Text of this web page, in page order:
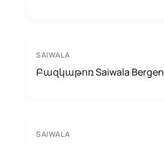
SAIWALA
Բազկաթոռ Saiwala Bergen
SAIWALA